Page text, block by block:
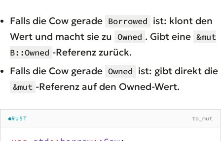
Falls die Cow gerade Borrowed ist: klont den
Wert und macht sie zu Owned . Gibt eine &mut
B::Owned -Referenz zurück.
Falls die Cow gerade Owned ist: gibt direkt die
&mut -Referenz auf den Owned-Wert.
RUST to_mut